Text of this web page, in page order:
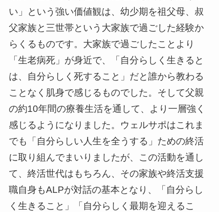
い」という強い価値観は、幼少期を祖父母、叔
父家族と三世帯という大家族で過ごした経験か
らくるものです。大家族で過ごしたことより
「生老病死」が身近で、「自分らしく生きると
は、自分らしく死すること」だと誰から教わる
ことなく肌身で感じるものでした。そして父親
の約10年間の療養生活を通して、より一層強く
感じるようになりました。ウェルサポはこれま
でも「自分らしい人生を全うする」ための終活
に取り組んでまいりましたが、この活動を通し
て、終活世代はもちろん、その家族や終活支援
職自身もALPが対話の基本となり、「自分らし
く生きること」「自分らしく最期を迎えるこ